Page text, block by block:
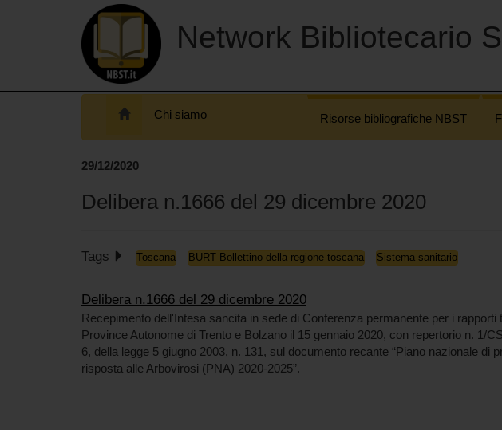
Network Bibliotecario
Chi siamo Risorse bibliografiche NBST
29/12/2020
Delibera n.1666 del 29 dicembre 2020
Tags Toscana BURT Bollettino della regione toscana Sistema sanitario
Delibera n.1666 del 29 dicembre 2020
Recepimento dell'Intesa sancita in sede di Conferenza permanente per i rapporti
Province Autonome di Trento e Bolzano il 15 gennaio 2020, con repertorio n. 1/
6, della legge 5 giugno 2003, n. 131, sul documento recante “Piano nazionale di
risposta alle Arbovirosi (PNA) 2020-2025”.